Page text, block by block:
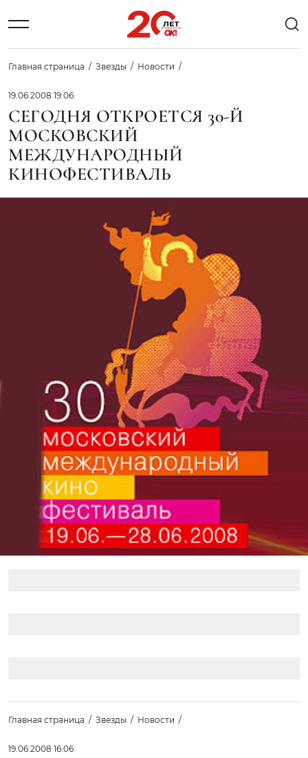
Главная страница Звезды Новости
19.06.2008 19:06
СЕГОДНЯ ОТКРОЕТСЯ 30-Й
МОСКОВСКИЙ
МЕЖДУНАРОДНЫЙ
КИНОФЕСТИВАЛЬ
Главная страница Звезды Новости
19.06.2008 16:06